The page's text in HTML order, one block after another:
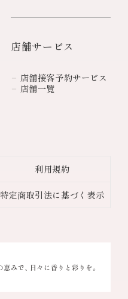
店舗サービス
店舗接客予約サービス
店舗一覧
利用規約
特定商取引法に基づく表示